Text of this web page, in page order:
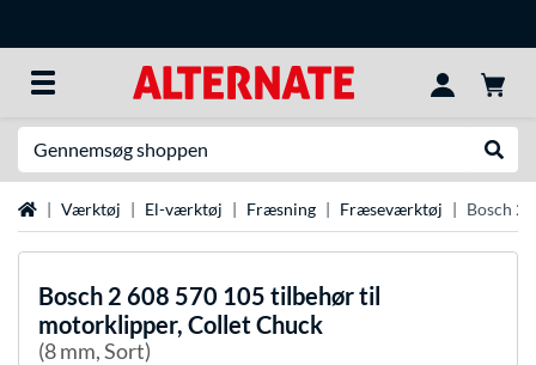
StartsideVærktøj El-værktøj Fræsning Fræseværktøj Bosch 2
Bosch 2 608 570 105 tilbehør til
motorklipper, Collet Chuck
(8 mm, Sort)